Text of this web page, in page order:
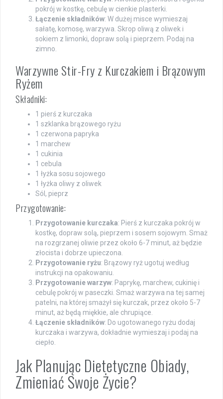
pokrój w kostkę, cebulę w cienkie plasterki.
Łączenie składników: W dużej misce wymieszaj
sałatę, komosę, warzywa. Skrop oliwą z oliwek i
sokiem z limonki, dopraw solą i pieprzem. Podaj na
zimno.
Warzywne Stir-Fry z Kurczakiem i Brązowym
Ryżem
Składniki:
1 pierś z kurczaka
1 szklanka brązowego ryżu
1 czerwona papryka
1 marchew
1 cukinia
1 cebula
1 łyżka sosu sojowego
1 łyżka oliwy z oliwek
Sól, pieprz
Przygotowanie:
Przygotowanie kurczaka: Pierś z kurczaka pokrój w
kostkę, dopraw solą, pieprzem i sosem sojowym. Smaż
na rozgrzanej oliwie przez około 6-7 minut, aż będzie
złocista i dobrze upieczona.
Przygotowanie ryżu: Brązowy ryż ugotuj według
instrukcji na opakowaniu.
Przygotowanie warzyw: Paprykę, marchew, cukinię i
cebulę pokrój w paseczki. Smaż warzywa na tej samej
patelni, na której smażył się kurczak, przez około 5-7
minut, aż będą miękkie, ale chrupiące.
Łączenie składników: Do ugotowanego ryżu dodaj
kurczaka i warzywa, dokładnie wymieszaj i podaj na
ciepło.
Jak Planując Dietetyczne Obiady,
Zmieniać Swoje Życie?